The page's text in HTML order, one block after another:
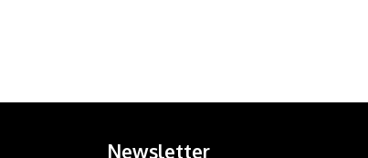
Newsletter